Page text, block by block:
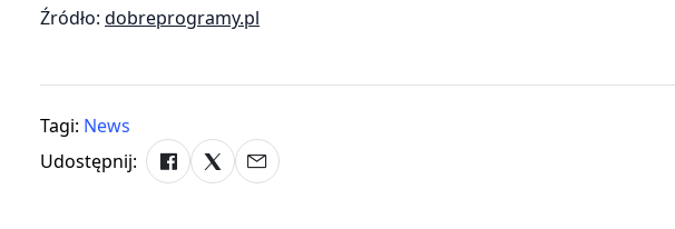
Źródło: dobreprogramy.pl
Tagi: News
Udostępnij: